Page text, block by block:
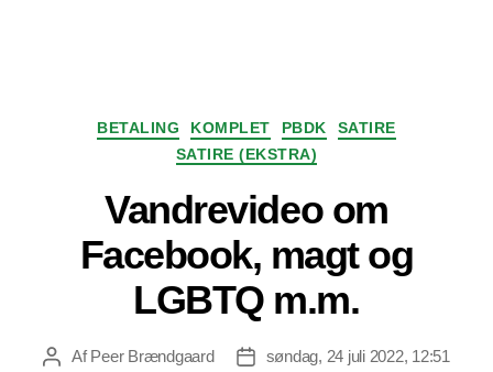
Kategorier
BETALING KOMPLET PBDK
SATIRE
SATIRE (EKSTRA)
Vandrevideo om
Facebook, magt og
LGBTQ m.m.
Indlægsforfatter
AfPeer Brændgaard Indlægsdato
søndag, 24 juli 2022, 12:51